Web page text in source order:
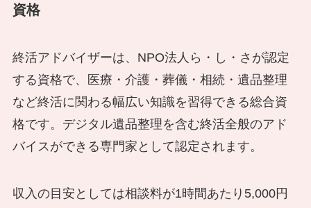
資格
終活アドバイザーは、NPO法人ら・し・さが認定
する資格で、医療・介護・葬儀・相続・遺品整理
など終活に関わる幅広い知識を習得できる総合資
格です。デジタル遺品整理を含む終活全般のアド
バイスができる専門家として認定されます。
収入の目安としては相談料が1時間あたり5,000円